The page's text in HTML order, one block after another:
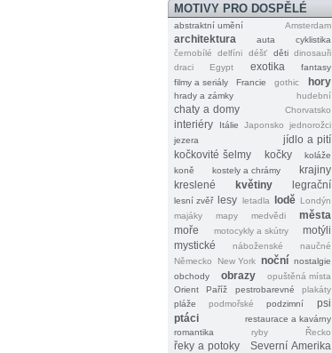
MOTIVY PRO DOSPĚLÉ
abstraktní umění Amsterdam
architektura auta
cyklistika
černobílé
delfíni déšť děti dinosauři
draci
Egypt exotika
fantasy
filmy a seriály
Francie gothic hory
hrady a zámky hudební
chaty a domy Chorvatsko
interiéry Itálie Japonsko
jednorožci
jezera
jídlo a pití
kočkovité šelmy
kočky
koláže
koně
kostely a chrámy
krajiny
kreslené
květiny legrační
lesní zvěř lesy letadla lodě Londýn
majáky
mapy medvědi
města
moře
motocykly a skútry
motýli
mystické
náboženské
naučné
Německo
New York noční nostalgie
obchody
obrazy
opuštěná místa
Orient
Paříž pestrobarevné
plakáty
pláže
podmořské podzimní
psi
ptáci
restaurace a kavárny
romantika
ryby Řecko
řeky a potoky Severní Amerika